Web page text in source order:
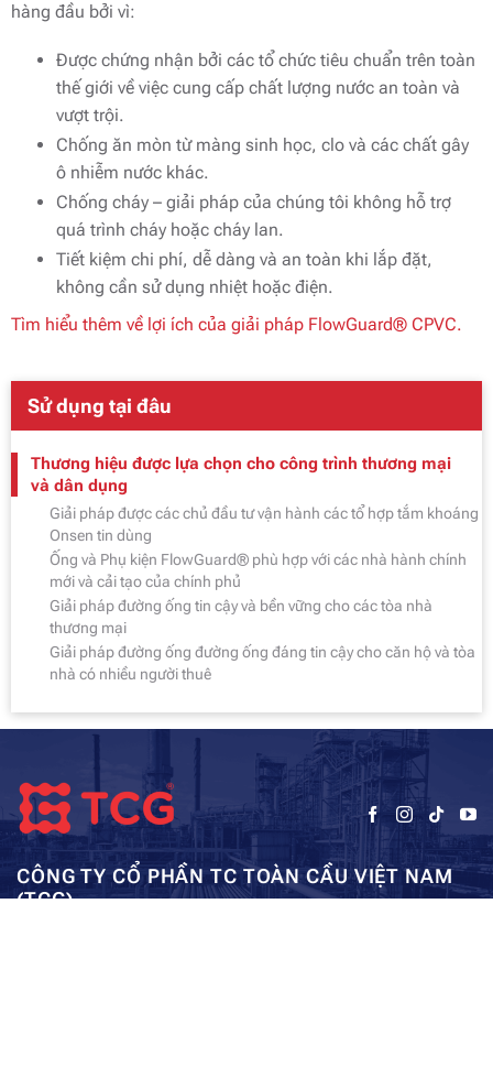
hàng đầu bởi vì:
Được chứng nhận bởi các tổ chức tiêu chuẩn trên toàn
thế giới về việc cung cấp chất lượng nước an toàn và
vượt trội.
Chống ăn mòn từ màng sinh học, clo và các chất gây
ô nhiễm nước khác.
Chống cháy – giải pháp của chúng tôi không hỗ trợ
quá trình cháy hoặc cháy lan.
Tiết kiệm chi phí, dễ dàng và an toàn khi lắp đặt,
không cần sử dụng nhiệt hoặc điện.
Tìm hiểu thêm về lợi ích của giải pháp FlowGuard® CPVC.
Sử dụng tại đâu
Thương hiệu được lựa chọn cho công trình thương mại
và dân dụng
Giải pháp được các chủ đầu tư vận hành các tổ hợp tắm khoáng
Onsen tin dùng
Ống và Phụ kiện FlowGuard® phù hợp với các nhà hành chính
mới và cải tạo của chính phủ
Giải pháp đường ống tin cậy và bền vững cho các tòa nhà
thương mại
Giải pháp đường ống đường ống đáng tin cậy cho căn hộ và tòa
nhà có nhiều người thuê
CÔNG TY CỔ PHẦN TC TOÀN CẦU VIỆT NAM
(TCG)